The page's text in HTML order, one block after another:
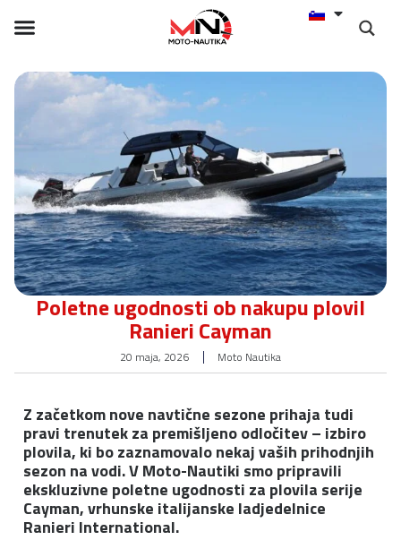
Poletne ugodnosti ob nakupu plovil
Ranieri Cayman
20 maja, 2026 Moto Nautika
Z začetkom nove navtične sezone prihaja tudi
pravi trenutek za premišljeno odločitev – izbiro
plovila, ki bo zaznamovalo nekaj vaših prihodnjih
sezon na vodi. V Moto-Nautiki smo pripravili
ekskluzivne poletne ugodnosti za plovila serije
Cayman, vrhunske italijanske ladjedelnice
Ranieri International.